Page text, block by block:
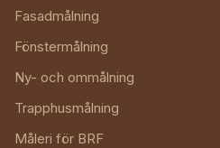
Fasadmålning
Fönstermålning
Ny- och ommålning
Trapphusmålning
Måleri för BRF